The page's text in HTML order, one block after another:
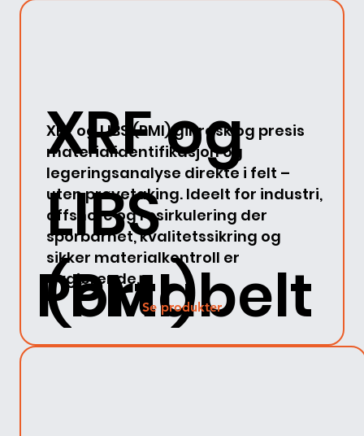
XRF og
LIBS
(PMI)
XRF og LIBS (PMI) gir rask og presis
materialidentifikasjon og
legeringsanalyse direkte i felt –
uten prøvetaking. Ideelt for industri,
offshore og resirkulering der
sporbarhet, kvalitetssikring og
sikker materialkontroll er
avgjørende.
Portabelt
Se produkter